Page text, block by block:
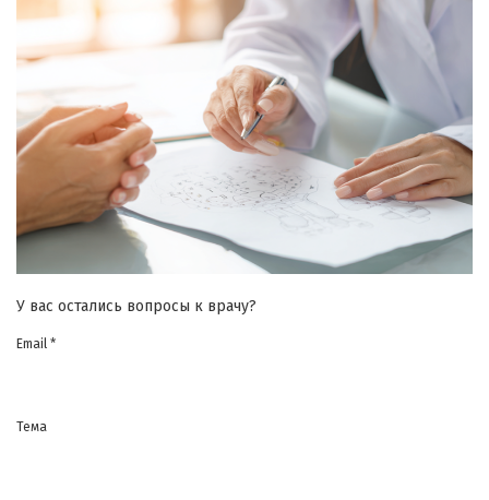
У вас остались вопросы к врачу?
Email *
Тема